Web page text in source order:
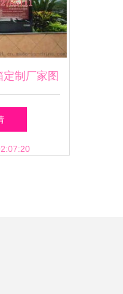
制厂家图
箱定制厂
华祥广告